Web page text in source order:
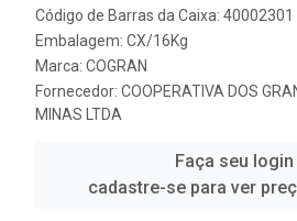
Código de Barras da Caixa: 40002301
Embalagem: CX/16Kg
Marca: COGRAN
Fornecedor: COOPERATIVA DOS
MINAS LTDA
Faça seu login
cadastre-se para ver